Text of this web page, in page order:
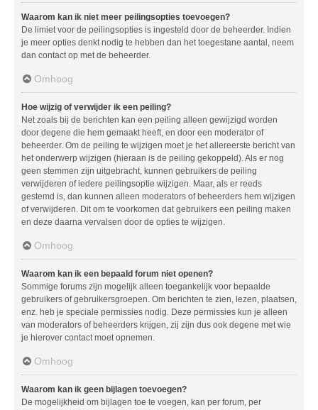
Waarom kan ik niet meer peilingsopties toevoegen?
De limiet voor de peilingsopties is ingesteld door de beheerder. Indien
je meer opties denkt nodig te hebben dan het toegestane aantal, neem
dan contact op met de beheerder.
Omhoog
Hoe wijzig of verwijder ik een peiling?
Net zoals bij de berichten kan een peiling alleen gewijzigd worden
door degene die hem gemaakt heeft, en door een moderator of
beheerder. Om de peiling te wijzigen moet je het allereerste bericht van
het onderwerp wijzigen (hieraan is de peiling gekoppeld). Als er nog
geen stemmen zijn uitgebracht, kunnen gebruikers de peiling
verwijderen of iedere peilingsoptie wijzigen. Maar, als er reeds
gestemd is, dan kunnen alleen moderators of beheerders hem wijzigen
of verwijderen. Dit om te voorkomen dat gebruikers een peiling maken
en deze daarna vervalsen door de opties te wijzigen.
Omhoog
Waarom kan ik een bepaald forum niet openen?
Sommige forums zijn mogelijk alleen toegankelijk voor bepaalde
gebruikers of gebruikersgroepen. Om berichten te zien, lezen, plaatsen,
enz. heb je speciale permissies nodig. Deze permissies kun je alleen
van moderators of beheerders krijgen, zij zijn dus ook degene met wie
je hierover contact moet opnemen.
Omhoog
Waarom kan ik geen bijlagen toevoegen?
De mogelijkheid om bijlagen toe te voegen, kan per forum, per